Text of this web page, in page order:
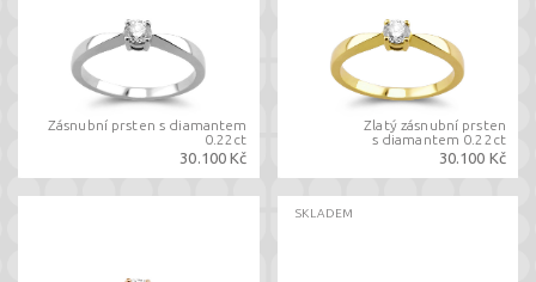
Zásnubní prsten s diamantem
0.22ct
30.100 Kč
Zlatý zásnubní prsten
s diamantem 0.22ct
30.100 Kč
SKLADEM